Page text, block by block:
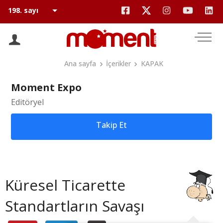
Ana sayfa İçerikler KAPAK
Moment Expo
Editöryel
Takip Et
Küresel Ticarette
Standartların Savaşı